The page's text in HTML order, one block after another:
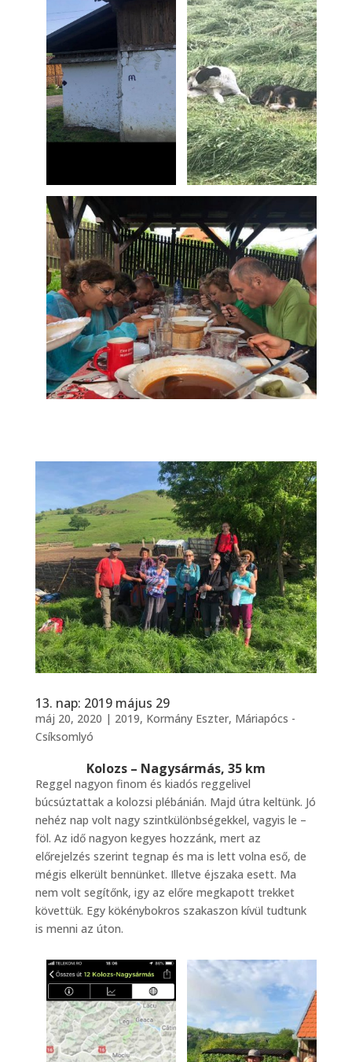
13. nap: 2019 május 29
máj 20, 2020 | 2019, Kormány Eszter, Máriapócs -
Csíksomlyó
Kolozs – Nagysármás, 35 km
Reggel nagyon finom és kiadós reggelivel
búcsúztattak a kolozsi plébánián. Majd útra keltünk. Jó
nehéz nap volt nagy szintkülönbségekkel, vagyis le –
föl. Az idő nagyon kegyes hozzánk, mert az
előrejelzés szerint tegnap és ma is lett volna eső, de
mégis elkerült bennünket. Illetve éjszaka esett. Ma
nem volt segítőnk, igy az előre megkapott trekket
követtük. Egy kökénybokros szakaszon kívül tudtunk
is menni az úton.